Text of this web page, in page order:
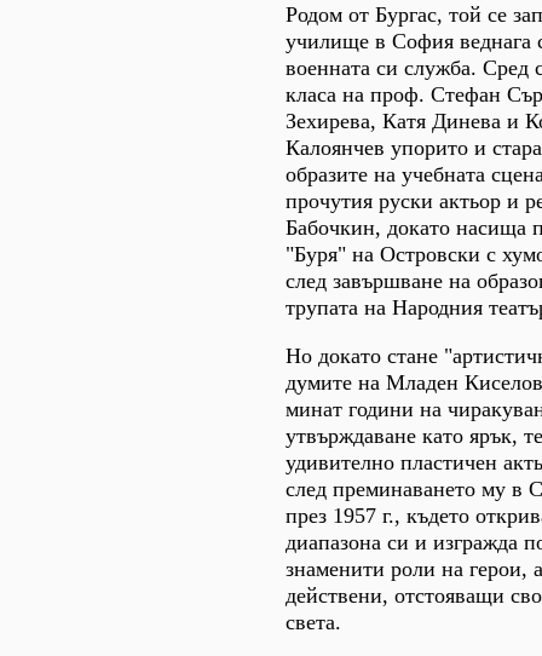
Родом от Бургас, той се
училище в София веднага
военната си служба. Сред
класа на проф. Стефан
Зехирева, Катя Динева и
Калоянчев упорито и
образите на учебната
прочутия руски актьор и
Бабочкин, докато насища
"Буря" на Островски с
след завършване на
трупата на Народния
Но докато стане
думите на Младен
минат години на
утвърждаване като ярък,
удивително пластичен
след преминаването му в
през 1957 г., където
диапазона си и изгражда
знаменити роли на герои,
действени, отстояващи
света.